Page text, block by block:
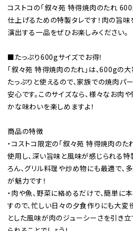
コストコの「叙々苑 特得焼肉のたれ
仕上げるための特製タレです！肉の旨味
演出する一品をぜひお楽しみください。
■たっぷり600gサイズでお得！
「叙々苑 特得焼肉のたれ」は、600gの
たっぷりと使えるので、家族での焼肉パ
安心です。このサイズなら、様々なお肉
かな味わいを楽しめますよ！
商品の特徴
・コストコ限定の「叙々苑 特得焼肉のた
使用し、深い旨味と風味が感じられる特
ろん、グリル料理や炒め物にも最適で、
が魅力です！
・肉や魚、野菜に絡めるだけで、簡単に
すので、忙しい日々の夕食作りにも大変
とした風味が肉のジューシーさを引き立